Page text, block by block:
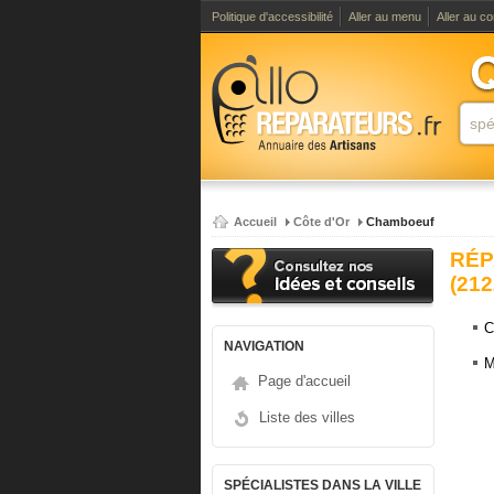
Politique d'accessibilité Aller au menu Aller au
Accueil Côte d'Or Chamboeuf
NAVIGATION
Page d'accueil
Liste des villes
SPÉCIALISTES DANS LA VILLE